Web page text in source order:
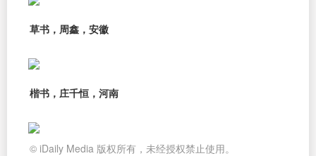
草书，周鑫，安徽
楷书，庄千恒，河南
© iDaily Media 版权所有，未经授权禁止使用。